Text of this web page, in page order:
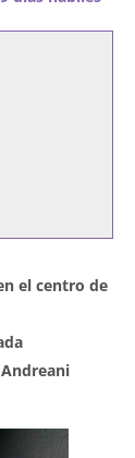
el centro de